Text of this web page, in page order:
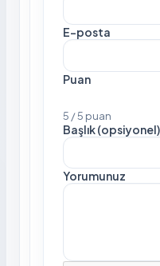
E-posta
Puan
5 / 5 puan
Başlık (opsiyonel)
Yorumunuz